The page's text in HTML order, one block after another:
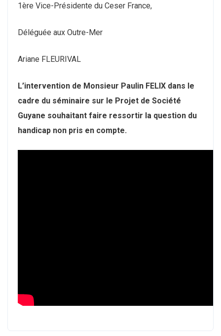
1ère Vice-Présidente du Ceser France,
Déléguée aux Outre-Mer
Ariane FLEURIVAL
L’intervention de Monsieur Paulin FELIX dans le
cadre du séminaire sur le Projet de Société
Guyane souhaitant faire ressortir la question du
handicap non pris en compte.